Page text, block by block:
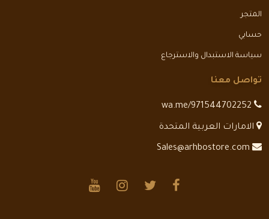
المتجر
حسابي
سياسة الاستبدال والاسترجاع
تواصل معنا
الامارات العربية المتحدة